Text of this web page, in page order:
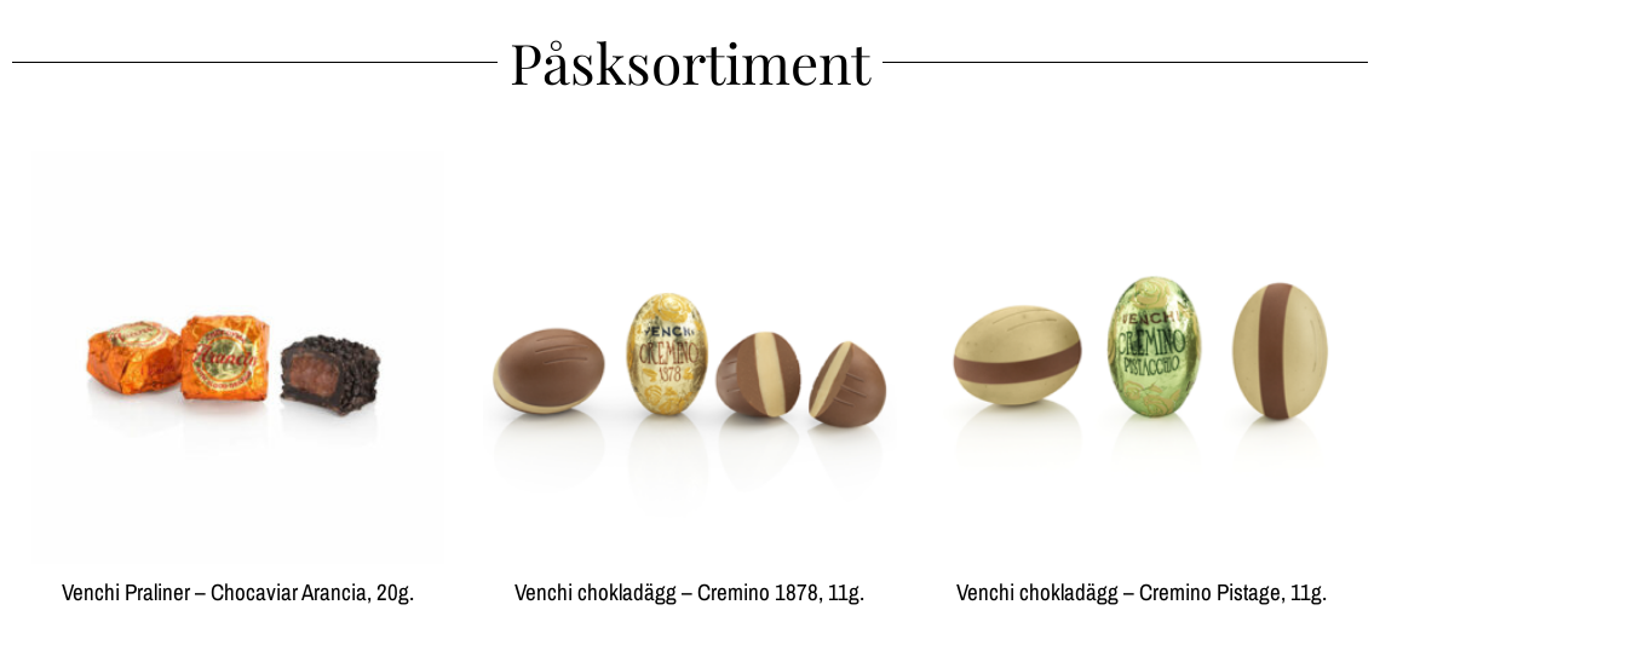
Påsksortiment
Venchi Praliner – Chocaviar Arancia, 20g. Venchi chokladägg – Cremino 1878, 11g. Venchi chokladägg – Cremino Pistage, 11g.